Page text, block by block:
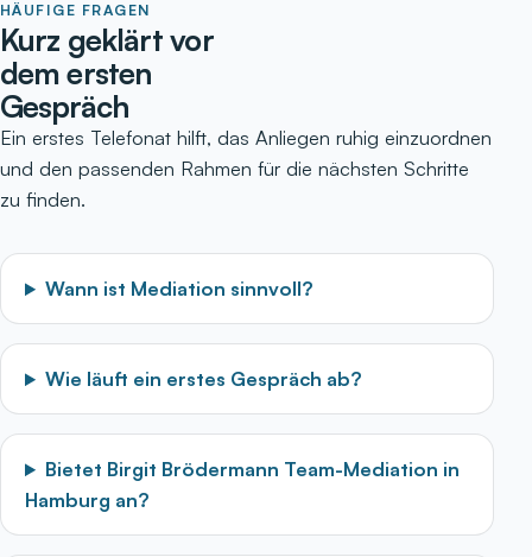
HÄUFIGE FRAGEN
Kurz geklärt vor
dem ersten
Gespräch
Ein erstes Telefonat hilft, das Anliegen ruhig einzuordnen
und den passenden Rahmen für die nächsten Schritte
zu finden.
Wann ist Mediation sinnvoll?
Wie läuft ein erstes Gespräch ab?
Bietet Birgit Brödermann Team-Mediation in
Hamburg an?